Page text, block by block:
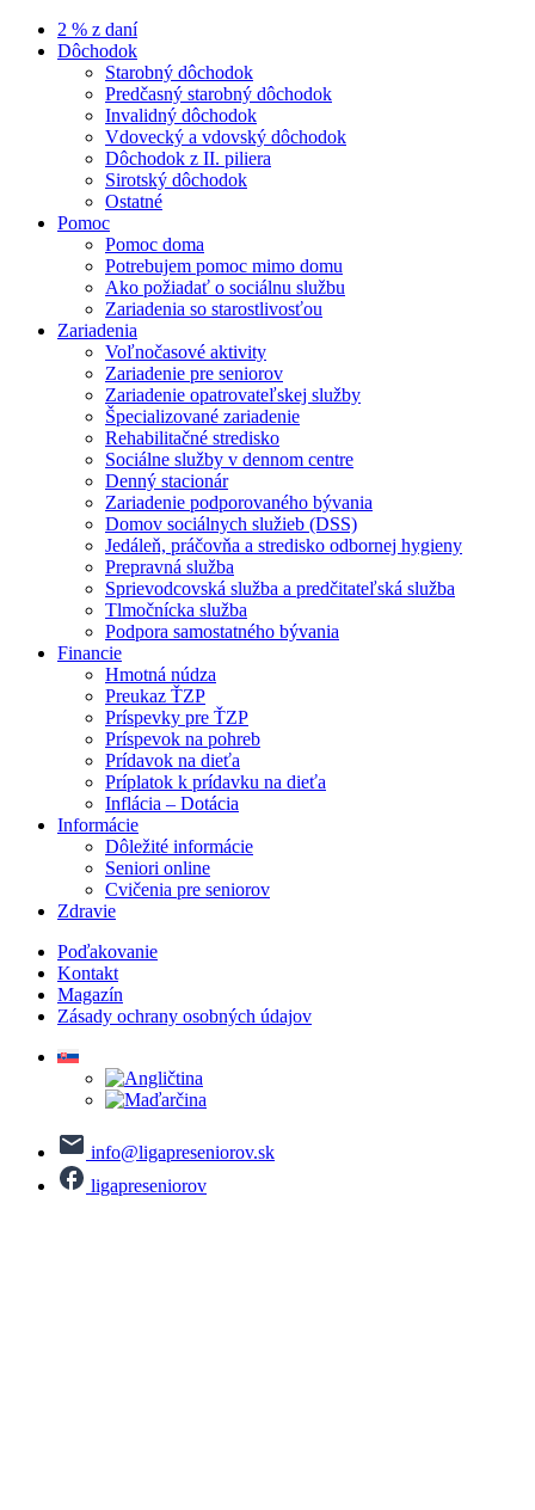
2 % z daní
Dôchodok
Starobný dôchodok
Predčasný starobný dôchodok
Invalidný dôchodok
Vdovecký a vdovský dôchodok
Dôchodok z II. piliera
Sirotský dôchodok
Ostatné
Pomoc
Pomoc doma
Potrebujem pomoc mimo domu
Ako požiadať o sociálnu službu
Zariadenia so starostlivosťou
Zariadenia
Voľnočasové aktivity
Zariadenie pre seniorov
Zariadenie opatrovateľskej služby
Špecializované zariadenie
Rehabilitačné stredisko
Sociálne služby v dennom centre
Denný stacionár
Zariadenie podporovaného bývania
Domov sociálnych služieb (DSS)
Jedáleň, práčovňa a stredisko odbornej hygieny
Prepravná služba
Sprievodcovská služba a predčitateľská služba
Tlmočnícka služba
Podpora samostatného bývania
Financie
Hmotná núdza
Preukaz ŤZP
Príspevky pre ŤZP
Príspevok na pohreb
Prídavok na dieťa
Príplatok k prídavku na dieťa
Inflácia – Dotácia
Informácie
Dôležité informácie
Seniori online
Cvičenia pre seniorov
Zdravie
Poďakovanie
Kontakt
Magazín
Zásady ochrany osobných údajov
info@ligapreseniorov.sk
ligapreseniorov